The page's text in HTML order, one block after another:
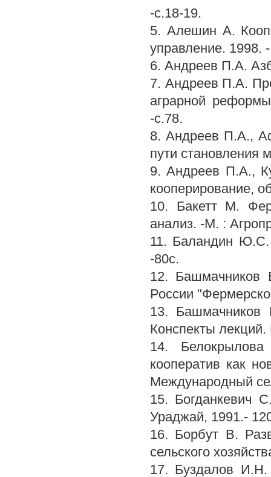
-с.18-19.
5. Алешин А.
управление. 1998.
6. Андреев П.А.
7. Андреев П.А.
аграрной
-с.78.
8. Андреев П.А.,
пути становления
9. Андреев П.А.,
кооперирование,
10. Бакетт М.
анализ. -М. :
11. Баландин Ю.С.
-80с.
12.
России
13. Башмачников
Конспекты
14.
кооператив как
Международный
15. Богданкевич
Ураджай, 1991.-
16. Борбут В.
сельского
17. Буздалов